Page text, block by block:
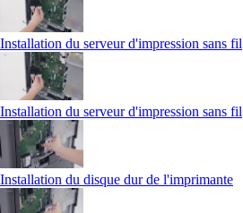
Installation du serveur d'impression sans fil
Installation du serveur d'impression sans fil
Installation du disque dur de l'imprimante